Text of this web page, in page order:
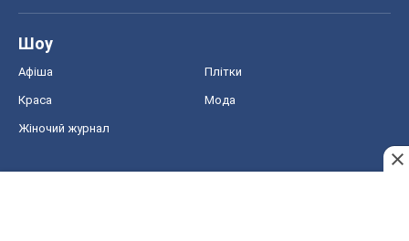
Шоу
Афіша Плітки
Краса Мода
Жіночий журнал